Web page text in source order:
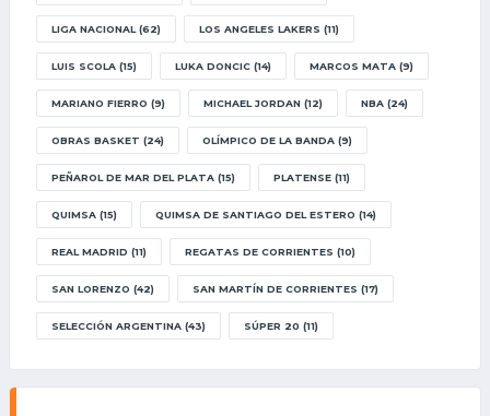
LIGA NACIONAL(62) LOS ANGELES LAKERS (11)
LUIS SCOLA (15) LUKA DONCIC (14) MARCOS MATA (9)
MARIANO FIERRO (9) MICHAEL JORDAN (12) NBA (24)
OBRAS BASKET (24) OLÍMPICO DE LA BANDA (9)
PEÑAROL DE MAR DEL PLATA (15) PLATENSE (11)
QUIMSA (15) QUIMSA DE SANTIAGO DEL ESTERO (14)
REAL MADRID (11) REGATAS DE CORRIENTES (10)
SAN LORENZO (42) SAN MARTÍN DE CORRIENTES (17)
SELECCIÓN ARGENTINA (43) SÚPER 20 (11)